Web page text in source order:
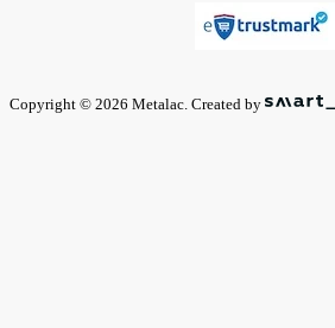
Copyright © 2026 Metalac. Created by